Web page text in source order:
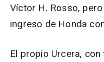
Víctor H. Rosso,
ingreso de Honda
El propio Urcera,